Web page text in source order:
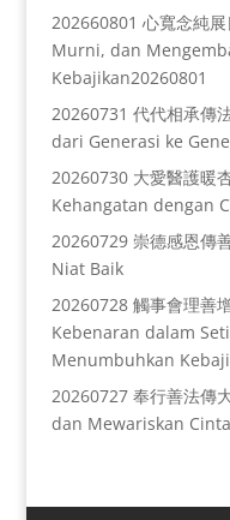
202660801 心寬念純
Murni, dan
Kebajikan20260801
20260731 代代相承傳
dari Generasi ke
20260730 大愛醫護暖
Kehangatan dengan
20260729 崇德感恩傳
Niat Baik
20260728 觸事會理善
Kebenaran dalam
Menumbuhkan
20260727 奉行善法傳
dan Mewariskan